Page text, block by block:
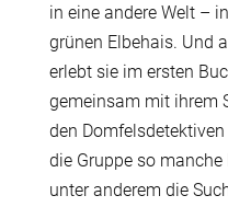
in eine andere Welt –
grünen Elbehais. Und
erlebt sie im ersten
gemeinsam mit ihrem
den
die Gruppe so
unter anderem die